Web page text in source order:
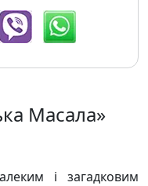
Масала»
і загадковим